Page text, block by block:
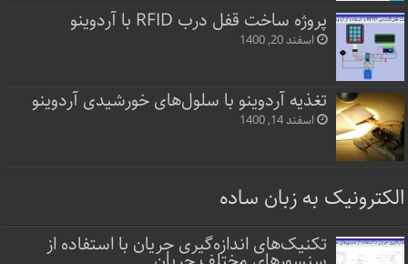
پروژه ساخت قفل‌ درب RFID با آردوینو
اسفند 20, 1400
تغذیه آردوینو با سلول‌های خورشیدی آردوینو
اسفند 14, 1400
الکترونیک به زبان ساده
تکنیک‌های اندازه‌گیری جریان با استفاده از